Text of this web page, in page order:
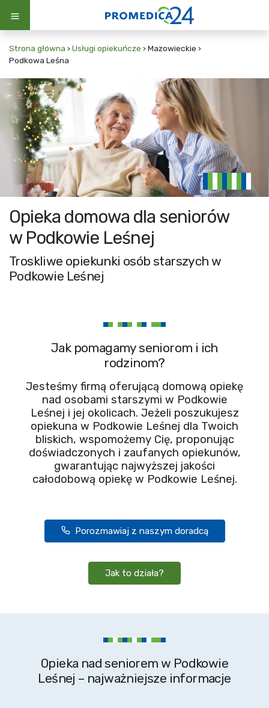
Strona główna › Usługi opiekuńcze › Mazowieckie ›
Podkowa Leśna
Opieka domowa dla seniorów
w Podkowie Leśnej
Troskliwe opiekunki osób starszych w
Podkowie Leśnej
Jak pomagamy seniorom i ich
rodzinom?
Jesteśmy firmą oferującą domową opiekę
nad osobami starszymi w Podkowie
Leśnej i jej okolicach. Jeżeli poszukujesz
opiekuna w Podkowie Leśnej dla Twoich
bliskich, wspomożemy Cię, proponując
doświadczonych i zaufanych opiekunów,
gwarantując najwyższej jakości
całodobową opiekę w Podkowie Leśnej.
Porozmawiaj z naszym doradcą
Jak to działa?
Opieka nad seniorem w Podkowie
Leśnej – najważniejsze informacje